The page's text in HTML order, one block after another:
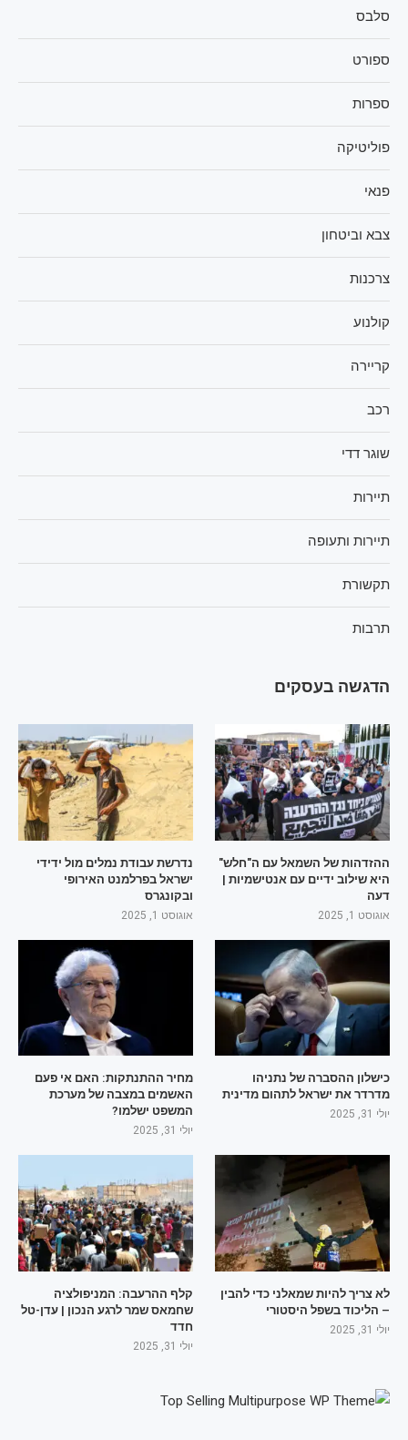
סלבס
ספורט
ספרות
פוליטיקה
פנאי
צבא וביטחון
צרכנות
קולנוע
קריירה
רכב
שוגר דדי
תיירות
תיירות ותעופה
תקשורת
תרבות
הדגשה בעסקים
ההזדהות של השמאל עם ה"חלש"
היא שילוב ידיים עם אנטישמיות |
דעה
אוגוסט 1, 2025
נדרשת עבודת נמלים מול ידידי
ישראל בפרלמנט האירופי
ובקונגרס
אוגוסט 1, 2025
כישלון ההסברה של נתניהו
מדרדר את ישראל לתהום מדינית
יולי 31, 2025
מחיר ההתנתקות: האם אי פעם
האשמים במצבה של מערכת
המשפט ישלמו?
יולי 31, 2025
לא צריך להיות שמאלני כדי להבין
– הליכוד בשפל היסטורי
יולי 31, 2025
קלף ההרעבה: המניפולציה
שחמאס שמר לרגע הנכון | עדן-טל
חדד
יולי 31, 2025